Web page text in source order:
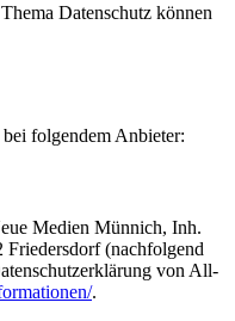
Datenschutz können
folgendem Anbieter:
Medien Münnich, Inh.
(nachfolgend
von All-
.